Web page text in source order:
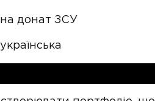
донат ЗСУ
українська